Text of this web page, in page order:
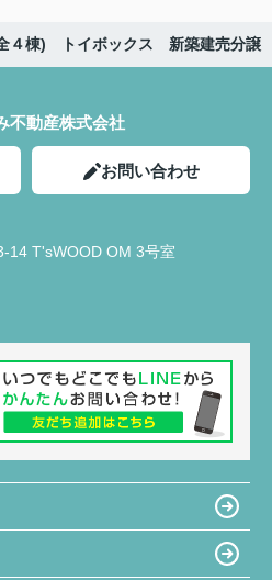
４棟) トイボックス 新築建売分譲
不動産株式会社
お問い合わせ
T'sWOOD OM 3号室